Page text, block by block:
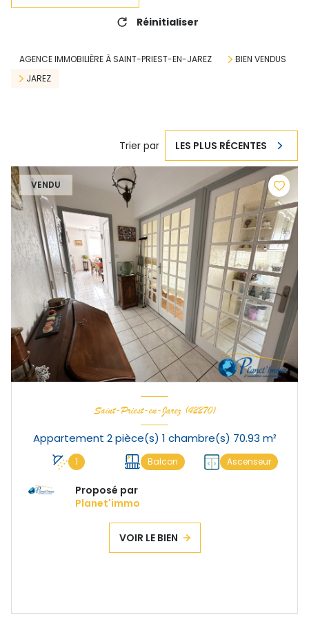
Réinitialiser
AGENCE IMMOBILIÈRE À SAINT-PRIEST-EN-JAREZ
BIEN VENDUS
JAREZ
Trier par LES PLUS RÉCENTES
VENDU
Saint-Priest-en-Jarez (42270)
Appartement 2 pièce(s) 1 chambre(s) 70.93 m²
1 Balcon Ascenseur
Proposé par
Planet'immo
VOIR LE BIEN